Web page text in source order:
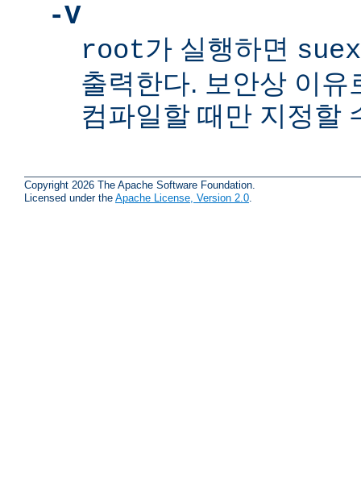
-V
root가 실행하면
출력한다. 보안상 이유
컴파일할 때만 지정할
Copyright 2026 The Apache Software Foundation.
Licensed under the Apache License, Version 2.0.